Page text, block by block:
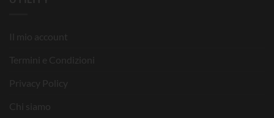
Il mio account
Termini e Condizioni
Privacy Policy
Chi siamo